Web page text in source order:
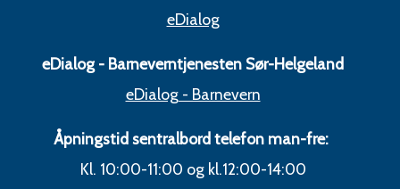
eDialog
eDialog - Barneverntjenesten Sør-Helgeland
eDialog - Barnevern
Åpningstid sentralbord telefon man-fre:
Kl. 10:00-11:00 og kl.12:00-14:00